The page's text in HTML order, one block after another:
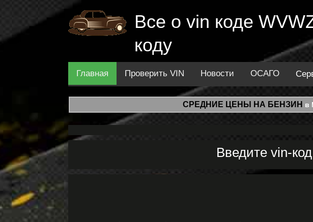
Все о vin коде
коду
Главная Проверить VIN Новости ОСАГО
СРЕДНИЕ ЦЕНЫ НА БЕНЗИН в
Введите vin-